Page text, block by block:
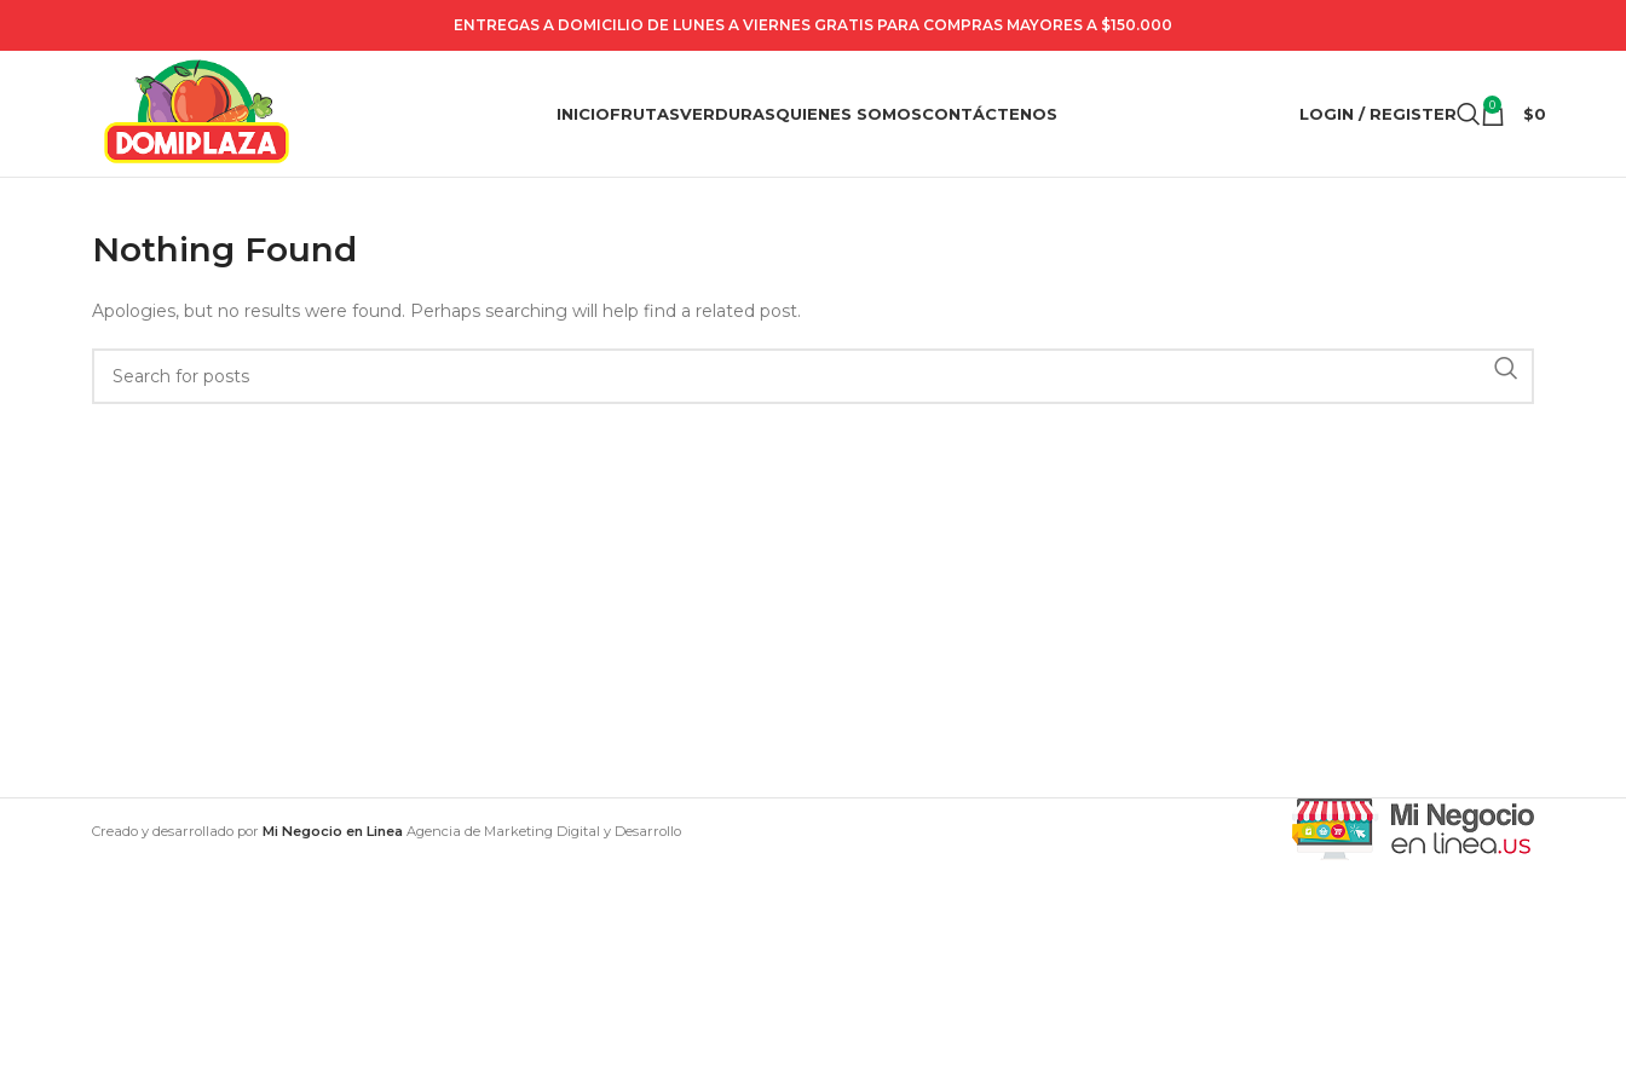
ENTREGAS A DOMICILIO DE LUNES A VIERNES GRATIS PARA COMPRAS MAYORES A $150.000
INICIOFRUTASVERDURASQUIENES SOMOSCONTÁCTENOS LOGIN / REGISTER 0 $0
Nothing Found
Apologies, but no results were found. Perhaps searching will help find a related post.
Creado y desarrollado por Mi Negocio en Linea Agencia de Marketing Digital y Desarrollo